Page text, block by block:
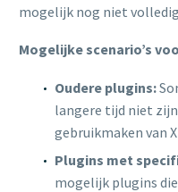
mogelijk nog niet
Mogelijke scenario’s
Oudere plugins:
langere tijd niet
gebruikmaken van
Plugins met
mogelijk plugins